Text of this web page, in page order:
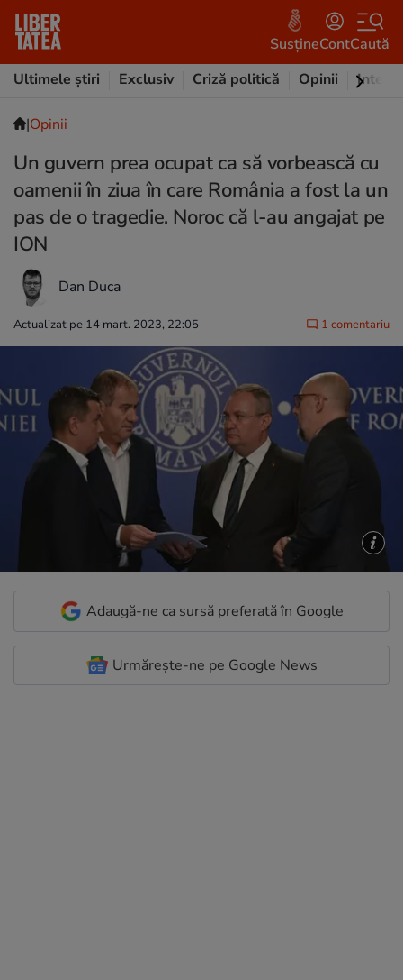
SusțineContCaută
Ultimele știri
Exclusiv Criză politică Opinii
|Opinii
Un guvern prea ocupat ca să vorbească cu
oamenii în ziua în care România a fost la un
pas de o tragedie. Noroc că l-au angajat pe
ION
Dan Duca
Actualizat pe 14 mart. 2023, 22:05 1 comentariu
Adaugă-ne ca sursă preferată în Google
Urmărește-ne pe Google News